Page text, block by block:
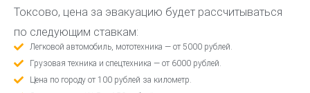
Токсово, цена за эвакуацию будет рассчитываться
по следующим ставкам:
Легковой автомобиль, мототехника — от 5000 рублей.
Грузовая техника и спецтехника — от 6000 рублей.
Цена по городу от 100 рублей за километр.